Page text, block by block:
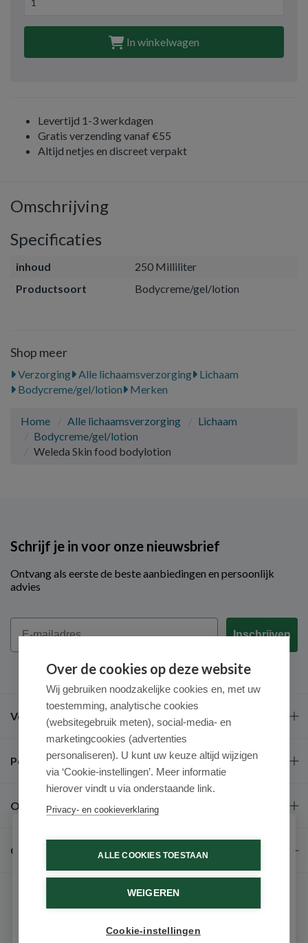
In winkelwagen
Levertijd 1-3 werkdagen
Gratis verzending vanaf €55
Altijd netjes en discreet verpakt
Omschrijving
Specificaties
inhoud
250 Milliliter
Productsoort
Bodycreme/gel/lotion
Shop meer
Verzorging Alle lichaamsverzorging
Lichaam
Bodycreme/gel/lotion
Merken
Home Alle lichaamsverzorging
Lichaam
Bodycreme/gel/lotion
Weleda Skin food bodylotion
Schrijf je in voor onze nieuwsbrief
Ontvang als eerste de beste aanbiedingen en persoonlijk
advies
Email
Inschrijven
Veel gestelde vragen
Populaire merken
Over ons
Contact
Over de cookies op deze website
Wij gebruiken noodzakelijke cookies en, met uw
toestemming, analytische cookies
(websitegebruik meten), social-media- en
marketingcookies (advertenties
personaliseren). U kunt uw keuze altijd wijzigen
via ‘Cookie-instellingen’. Meer informatie
hierover vindt u via onderstaande link.
Privacy- en cookieverklaring
ALLE COOKIES TOESTAAN
WEIGEREN
Cookie-instellingen
Schrijf je in voor onze nieuwsbrief
Ontvang als eerste de beste aanbiedingen en persoonlijk
advies